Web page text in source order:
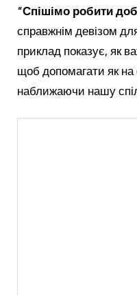
“Спішімо робити
справжнім девізом
приклад показує, як
щоб допомагати як на
наближаючи нашу